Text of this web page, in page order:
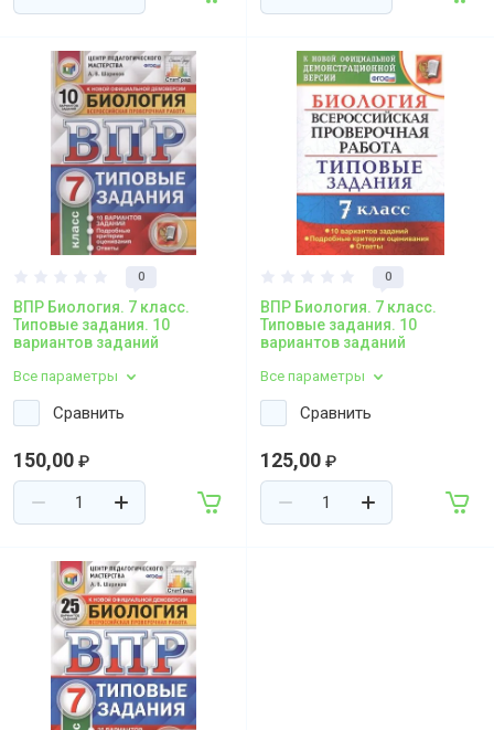
0
ВПР Биология. 7 класс.
Типовые задания. 10
вариантов заданий
Все параметры
Сравнить
150,00 ₽
0
ВПР Биология. 7 класс.
Типовые задания. 10
вариантов заданий
Все параметры
Сравнить
125,00 ₽